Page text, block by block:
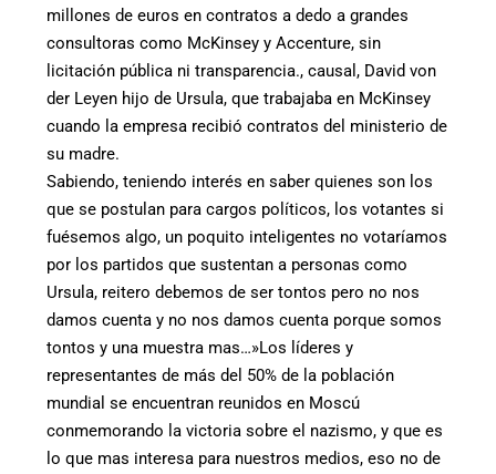
millones de euros en contratos a dedo a grandes
consultoras como McKinsey y Accenture, sin
licitación pública ni transparencia., causal, David von
der Leyen hijo de Ursula, que trabajaba en McKinsey
cuando la empresa recibió contratos del ministerio de
su madre.
Sabiendo, teniendo interés en saber quienes son los
que se postulan para cargos políticos, los votantes si
fuésemos algo, un poquito inteligentes no votaríamos
por los partidos que sustentan a personas como
Ursula, reitero debemos de ser tontos pero no nos
damos cuenta y no nos damos cuenta porque somos
tontos y una muestra mas…»Los líderes y
representantes de más del 50% de la población
mundial se encuentran reunidos en Moscú
conmemorando la victoria sobre el nazismo, y que es
lo que mas interesa para nuestros medios, eso no de